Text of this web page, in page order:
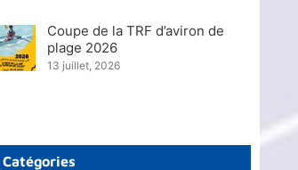
Coupe de la TRF d’aviron de
plage 2026
13 juillet, 2026
Catégories